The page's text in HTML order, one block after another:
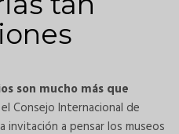
son mucho más que
Consejo Internacional de
invitación a pensar los museos